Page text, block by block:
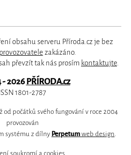
obsahu serveru Příroda.cz je bez
provozovatele zakázáno.
převzít tak nás prosím kontaktujte
- 2026PŘÍRODA.cz
ISSN 1801-2787
od počátků svého fungování v roce 2004
provozován
systému z dílny Perpetum web design
soukromí a cookies